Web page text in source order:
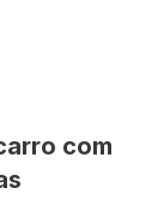
com